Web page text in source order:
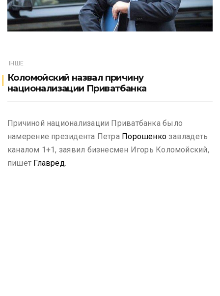
ІНШЕ
Коломойский назвал причину
национализации Приватбанка
Причиной национализации Приватбанка было
намерение президента Петра Порошенко завладеть
каналом 1+1, заявил бизнесмен Игорь Коломойский,
пишет Главред